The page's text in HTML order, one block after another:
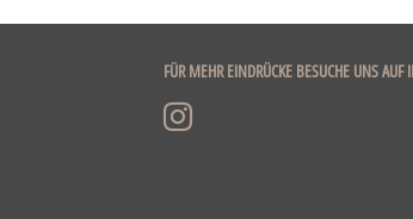
FÜR MEHR EINDRÜCKE BESUCHE UNS AUF